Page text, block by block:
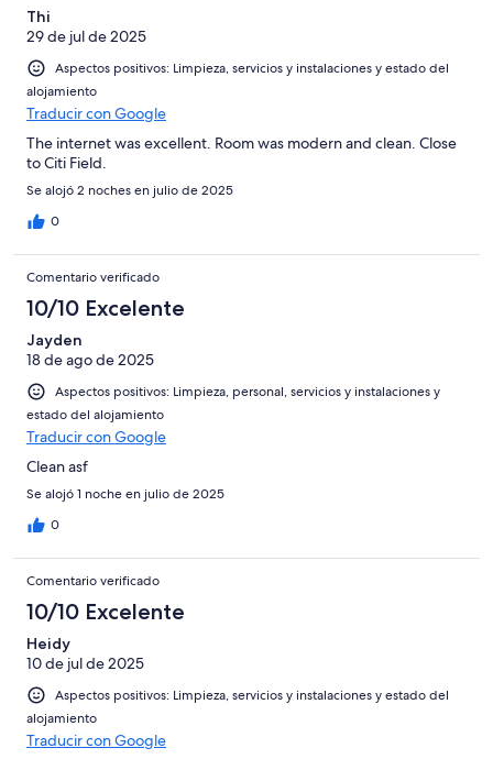
Thi
29 de jul de 2025
Aspectos positivos: Limpieza, servicios y instalaciones y estado del
alojamiento
Traducir con Google
The internet was excellent. Room was modern and clean. Close
to Citi Field.
Se alojó 2 noches en julio de 2025
0
Comentario verificado
10/10 Excelente
Jayden
18 de ago de 2025
Aspectos positivos: Limpieza, personal, servicios y instalaciones y
estado del alojamiento
Traducir con Google
Clean asf
Se alojó 1 noche en julio de 2025
0
Comentario verificado
10/10 Excelente
Heidy
10 de jul de 2025
Aspectos positivos: Limpieza, servicios y instalaciones y estado del
alojamiento
Traducir con Google